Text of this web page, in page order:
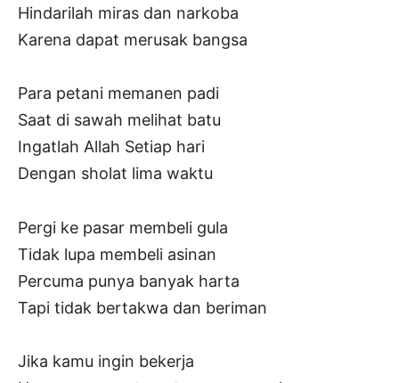
Hindarilah miras dan narkoba
Karena dapat merusak bangsa
Para petani memanen padi
Saat di sawah melihat batu
Ingatlah Allah Setiap hari
Dengan sholat lima waktu
Pergi ke pasar membeli gula
Tidak lupa membeli asinan
Percuma punya banyak harta
Tapi tidak bertakwa dan beriman
Jika kamu ingin bekerja